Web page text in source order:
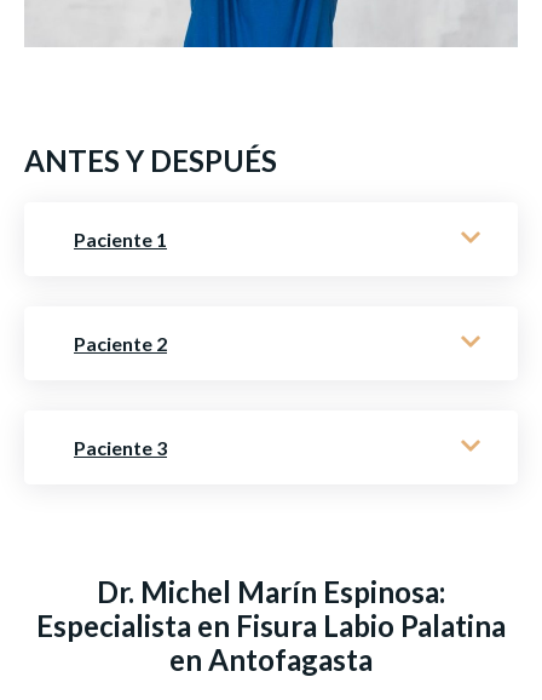
ANTES Y DESPUÉS
Paciente 1
Paciente 2
Paciente 3
Dr. Michel Marín Espinosa:
Especialista en Fisura Labio Palatina
en Antofagasta